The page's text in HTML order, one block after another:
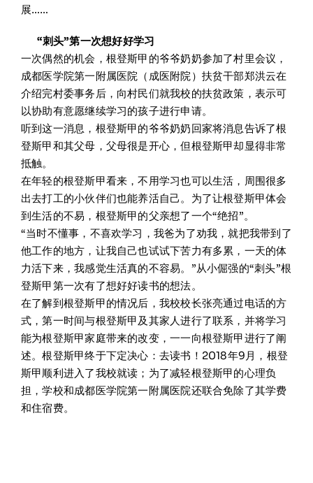
展……
“刺头”第一次想好好学习
一次偶然的机会，根登斯甲的爷爷奶奶参加了村里会议，
成都医学院第一附属医院（成医附院）扶贫干部郑洪云在
介绍完村委事务后，向村民们就我校的扶贫政策，表示可
以协助有意愿继续学习的孩子进行申请。
听到这一消息，根登斯甲的爷爷奶奶回家将消息告诉了根
登斯甲和其父母，父母很是开心，但根登斯甲却显得非常
抵触。
在年轻的根登斯甲看来，不用学习也可以生活，周围很多
出去打工的小伙伴们也能养活自己。为了让根登斯甲体会
到生活的不易，根登斯甲的父亲想了一个“绝招”。
“当时不懂事，不喜欢学习，我爸为了劝我，就把我带到了
他工作的地方，让我自己也试试下苦力有多累，一天的体
力活下来，我感觉生活真的不容易。”从小倔强的“刺头”根
登斯甲第一次有了想好好读书的想法。
在了解到根登斯甲的情况后，我校校长张亮通过电话的方
式，第一时间与根登斯甲及其家人进行了联系，并将学习
能为根登斯甲家庭带来的改变，一一向根登斯甲进行了阐
述。根登斯甲终于下定决心：去读书！2018年9月，根登
斯甲顺利进入了我校就读；为了减轻根登斯甲的心理负
担，学校和成都医学院第一附属医院还联合免除了其学费
和住宿费。